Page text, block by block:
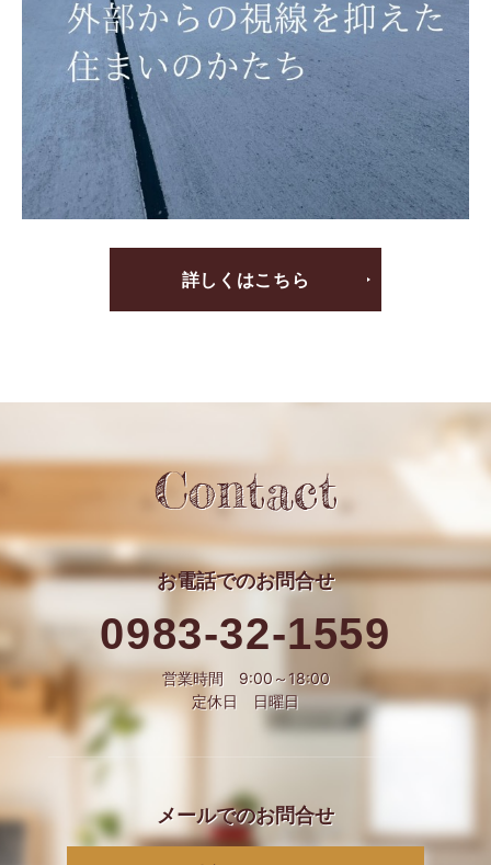
詳しくはこちら
Contact
お電話でのお問合せ
0983-32-1559
営業時間 9:00～18:00
定休日 日曜日
メールでのお問合せ